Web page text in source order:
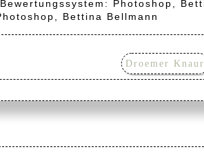
Photoshop,
Bettina Bellmann
Droemer Knaur